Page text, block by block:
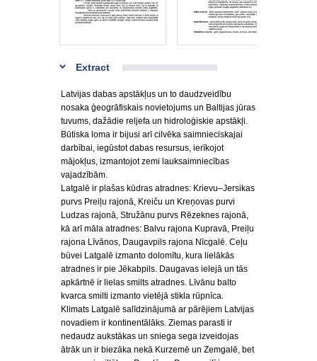
Extract
Latvijas dabas apstākļus un to daudzveidību
nosaka ģeogrāfiskais novietojums un Baltijas jūras
tuvums, dažādie reljefa un hidroloģiskie apstākļi.
Būtiska loma ir bijusi arī cilvēka saimnieciskajai
darbībai, iegūstot dabas resursus, ierīkojot
mājokļus, izmantojot zemi lauksaimniecības
vajadzībām.
Latgalē ir plašas kūdras atradnes: Krievu–Jersikas
purvs Preiļu rajonā, Kreiču un Kreņovas purvi
Ludzas rajonā, Stružānu purvs Rēzeknes rajonā,
kā arī māla atradnes: Balvu rajona Kupravā, Preiļu
rajona Līvānos, Daugavpils rajona Nīcgalē. Ceļu
būvei Latgalē izmanto dolomītu, kura lielākās
atradnes ir pie Jēkabpils. Daugavas ielejā un tās
apkārtnē ir lielas smilts atradnes. Līvānu balto
kvarca smilti izmanto vietējā stikla rūpnīca.
Klimats Latgalē salīdzinājumā ar pārējiem Latvijas
novadiem ir kontinentālāks. Ziemas parasti ir
nedaudz aukstākas un sniega sega izveidojas
ātrāk un ir biezāka nekā Kurzemē un Zemgalē, bet